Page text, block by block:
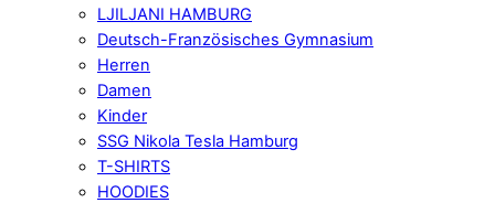
LJILJANI HAMBURG
Deutsch-Französisches Gymnasium
Herren
Damen
Kinder
SSG Nikola Tesla Hamburg
T-SHIRTS
HOODIES